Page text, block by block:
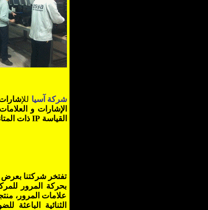
شركة آسيا للإ
الإشارات و
القياسة IP ذات
تفتخر شركتنا بعرض
بحركة المرور
علامات المرور،
الثنائية الباعثة